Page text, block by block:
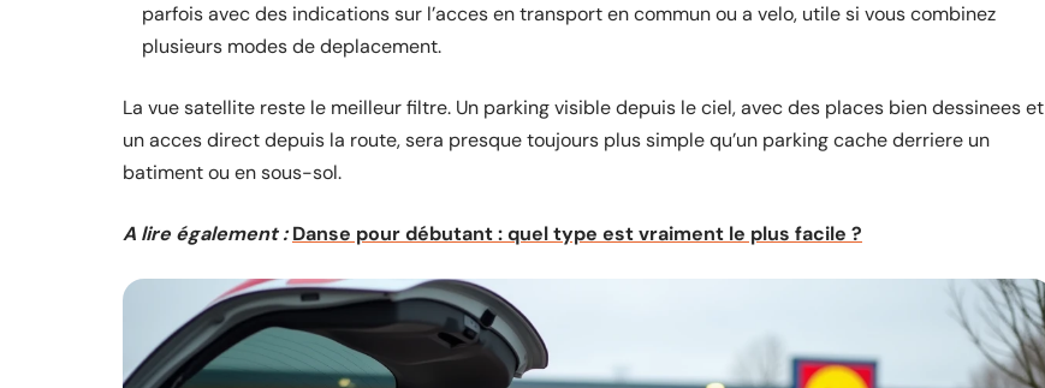
parfois avec des indications sur l’acces en transport en commun ou a velo, utile si vous combinez
plusieurs modes de deplacement.
La vue satellite reste le meilleur filtre. Un parking visible depuis le ciel, avec des places bien dessinees et
un acces direct depuis la route, sera presque toujours plus simple qu’un parking cache derriere un
batiment ou en sous-sol.
A lire également : Danse pour débutant : quel type est vraiment le plus facile ?